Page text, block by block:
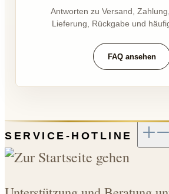
Antworten zu Versand,
Lieferung, Rückgabe und
FAQ ansehen
SERVICE-HOTLINE